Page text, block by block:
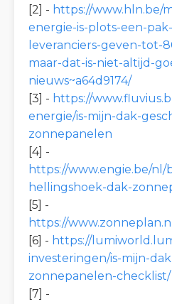
[2] - https://www.hln.be/
energie-is-plots-een-
leveranciers-geven-tot-
maar-dat-is-niet-altijd-
nieuws~a64d9174/
[3] - https://
energie/is-mijn-dak-
zonnepanelen
[4] -
https://www.engie.be/
hellingshoek-dak-
[5] -
https://
[6] - https://
investeringen/is-mijn-
zonnepanelen-checklist/
[7] -